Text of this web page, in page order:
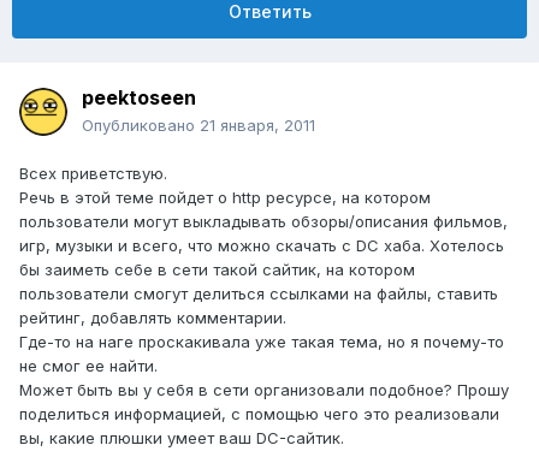
Ответить
peektoseen
Опубликовано 21 января, 2011
Всех приветствую.
Речь в этой теме пойдет о http ресурсе, на котором
пользователи могут выкладывать обзоры/описания фильмов,
игр, музыки и всего, что можно скачать с DC хаба. Хотелось
бы заиметь себе в сети такой сайтик, на котором
пользователи смогут делиться ссылками на файлы, ставить
рейтинг, добавлять комментарии.
Где-то на наге проскакивала уже такая тема, но я почему-то
не смог ее найти.
Может быть вы у себя в сети организовали подобное? Прошу
поделиться информацией, с помощью чего это реализовали
вы, какие плюшки умеет ваш DC-сайтик.